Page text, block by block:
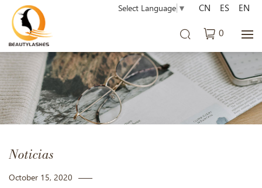
Select Language ▼
0
CN ES EN
Noticias
October 15, 2020